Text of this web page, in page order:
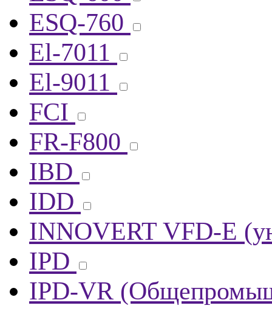
ESQ-760
El-7011
El-9011
FCI
FR-F800
IBD
IDD
INNOVERT VFD-E
IPD
IPD-VR